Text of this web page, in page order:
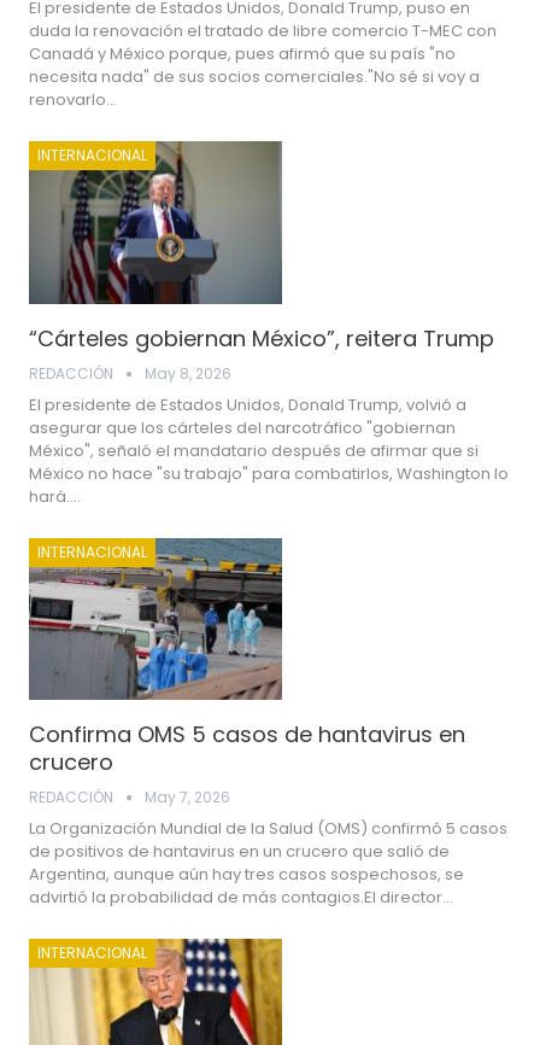
El presidente de Estados Unidos, Donald Trump, puso en
duda la renovación el tratado de libre comercio T-MEC con
Canadá y México porque, pues afirmó que su país "no
necesita nada" de sus socios comerciales."No sé si voy a
renovarlo…
INTERNACIONAL
“Cárteles gobiernan México”, reitera Trump
REDACCIÓN May 8, 2026
El presidente de Estados Unidos, Donald Trump, volvió a
asegurar que los cárteles del narcotráfico "gobiernan
México", señaló el mandatario después de afirmar que si
México no hace "su trabajo" para combatirlos, Washington lo
hará.…
INTERNACIONAL
Confirma OMS 5 casos de hantavirus en
crucero
REDACCIÓN May 7, 2026
La Organización Mundial de la Salud (OMS) confirmó 5 casos
de positivos de hantavirus en un crucero que salió de
Argentina, aunque aún hay tres casos sospechosos, se
advirtió la probabilidad de más contagios.El director…
INTERNACIONAL